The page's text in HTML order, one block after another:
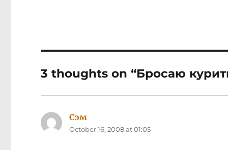
3 thoughts on “Бросаю
Сэм
October 16, 2008 at 01:05